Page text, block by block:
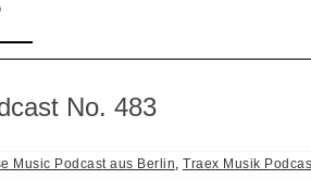
No. 483
Music Podcast aus Berlin, Traex Musik